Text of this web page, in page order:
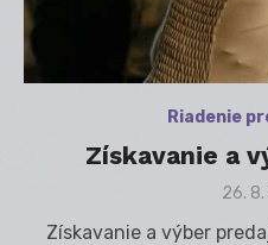
Riadenie
Získavanie a
26.
Získavanie a výber